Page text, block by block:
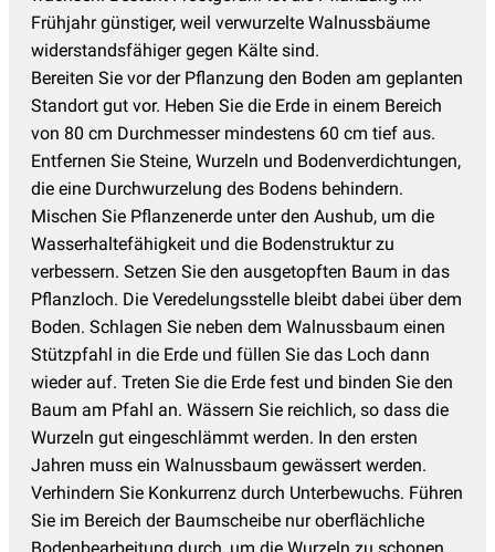
Frühjahr günstiger, weil verwurzelte Walnussbäume
widerstandsfähiger gegen Kälte sind.
Bereiten Sie vor der Pflanzung den Boden am geplanten
Standort gut vor. Heben Sie die Erde in einem Bereich
von 80 cm Durchmesser mindestens 60 cm tief aus.
Entfernen Sie Steine, Wurzeln und Bodenverdichtungen,
die eine Durchwurzelung des Bodens behindern.
Mischen Sie Pflanzenerde unter den Aushub, um die
Wasserhaltefähigkeit und die Bodenstruktur zu
verbessern. Setzen Sie den ausgetopften Baum in das
Pflanzloch. Die Veredelungsstelle bleibt dabei über dem
Boden. Schlagen Sie neben dem Walnussbaum einen
Stützpfahl in die Erde und füllen Sie das Loch dann
wieder auf. Treten Sie die Erde fest und binden Sie den
Baum am Pfahl an. Wässern Sie reichlich, so dass die
Wurzeln gut eingeschlämmt werden. In den ersten
Jahren muss ein Walnussbaum gewässert werden.
Verhindern Sie Konkurrenz durch Unterbewuchs. Führen
Sie im Bereich der Baumscheibe nur oberflächliche
Bodenbearbeitung durch, um die Wurzeln zu schonen.